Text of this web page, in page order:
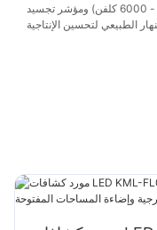
اختر درجات حرارة لون قابلة للتعديل (4000 كلفن - 6000 كلفن) ومؤشر تجسيد